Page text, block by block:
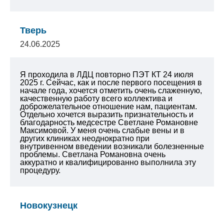
Тверь
24.06.2025
Я проходила в ЛДЦ повторно ПЭТ КТ 24 июля
2025 г. Сейчас, как и после первого посещения в
начале года, хочется отметить очень слаженную,
качественную работу всего коллектива и
доброжелательное отношение нам, пациентам.
Отдельно хочется выразить признательность и
благодарность медсестре Светлане Романовне
Максимовой. У меня очень слабые вены и в
других клиниках неоднократно при
внутривенном введении возникали болезненные
проблемы. Светлана Романовна очень
аккуратно и квалифицированно выполнила эту
процедуру.
Новокузнецк